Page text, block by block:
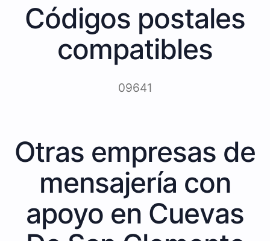
Códigos postales
compatibles
09641
Otras empresas de
mensajería con
apoyo en Cuevas